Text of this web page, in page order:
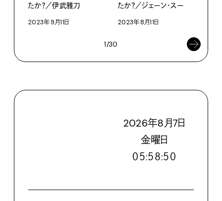
たか？／伊武雅刀
2023年9月11日
たか？／ジェーン・スー
2023年8月11日
1/30
2026年8月7日
金曜日
０５:５８:５１